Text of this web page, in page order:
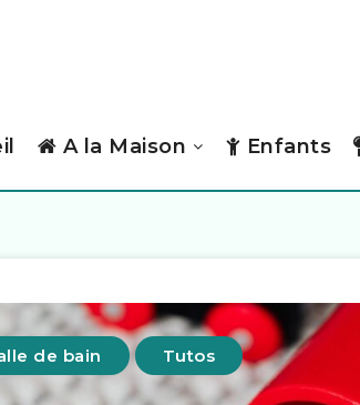
A la Maison Enfants
de bain Tutos